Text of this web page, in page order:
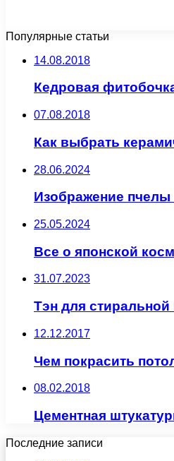
Популярные статьи
14.08.2018
Кедровая
07.08.2018
Как выбрать
28.06.2024
Изображение пчелы
25.05.2024
Все о японской
31.07.2023
Тэн для
12.12.2017
Чем покрасить
08.02.2018
Цементная
Последние записи